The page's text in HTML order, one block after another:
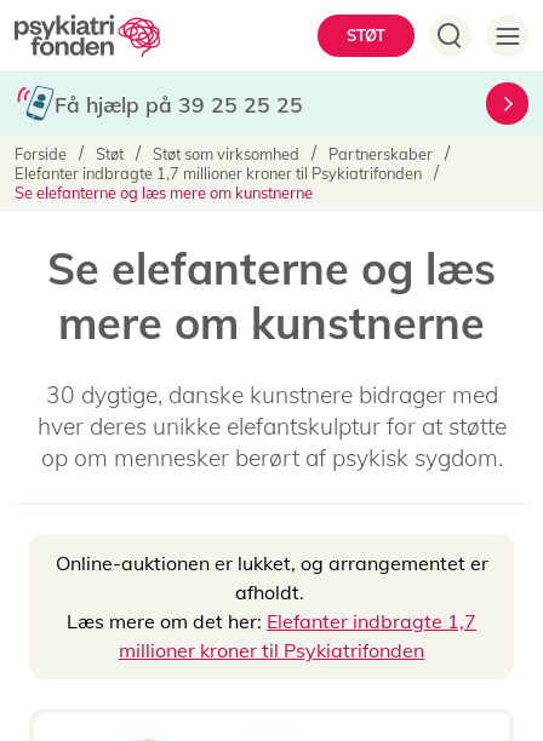
Gå
til
hovedindhold
STØT
Hovedmenu
Få hjælp på 39 25 25 25
Brødkrumme
Forside Støt Støt som virksomhed
Partnerskaber
Elefanter indbragte 1,7 millioner kroner til Psykiatrifonden
Se elefanterne og læs mere om kunstnerne
Se elefanterne og læs
mere om kunstnerne
30 dygtige, danske kunstnere bidrager med
hver deres unikke elefantskulptur for at støtte
op om mennesker berørt af psykisk sygdom.
Online-auktionen er lukket, og arrangementet er
afholdt.
Læs mere om det her: Elefanter indbragte 1,7
millioner kroner til Psykiatrifonden